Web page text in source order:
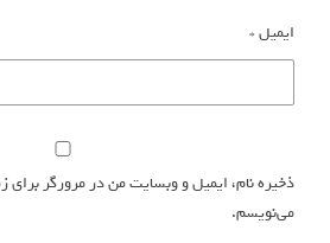
ایمیل*
ذخیره نام، ایمیل و وبسایت من در مرورگر برای
می‌نویسم.